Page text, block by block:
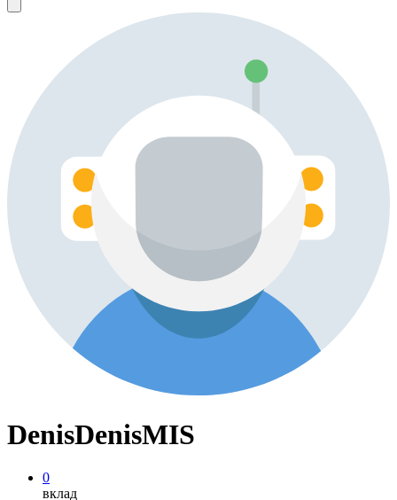
DenisDenisMIS
0
вклад